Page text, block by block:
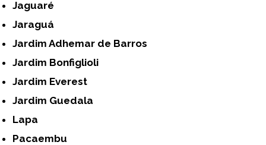
Jaguaré
Jaraguá
Jardim Adhemar de Barros
Jardim Bonfiglioli
Jardim Everest
Jardim Guedala
Lapa
Pacaembu